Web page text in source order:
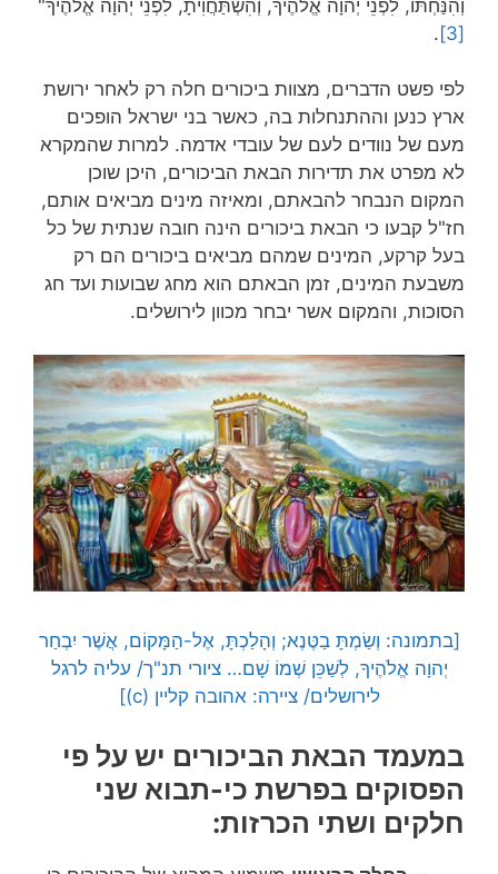
וְהִנַּחְתּוֹ, לִפְנֵי יְהוָה אֱלֹהֶיךָ, וְהִשְׁתַּחֲוִיתָ, לִפְנֵי יְהוָה אֱלֹהֶיךָ"
[3]
.
לפי פשט הדברים, מצוות ביכורים חלה רק לאחר ירושת
ארץ כנען וההתנחלות בה, כאשר בני ישראל הופכים
מעם של נוודים לעם של עובדי אדמה. למרות שהמקרא
לא מפרט את תדירות הבאת הביכורים, היכן שוכן
המקום הנבחר להבאתם, ומאיזה מינים מביאים אותם,
חז"ל קבעו כי הבאת ביכורים הינה חובה שנתית של כל
בעל קרקע, המינים שמהם מביאים ביכורים הם רק
משבעת המינים, זמן הבאתם הוא מחג שבועות ועד חג
הסוכות, והמקום אשר יבחר מכוון לירושלים.
[בתמונה: וְשַׂמְתָּ בַטֶּנֶא; וְהָלַכְתָּ, אֶל-הַמָּקוֹם, אֲשֶׁר יִבְחַר
יְהוָה אֱלֹהֶיךָ, לְשַׁכֵּן שְׁמוֹ שָׁם… ציורי תנ"ך/ עליה לרגל
לירושלים/ ציירה: אהובה קליין (c)]
במעמד הבאת הביכורים יש על פי
הפסוקים בפרשת כי-תבוא שני
חלקים ושתי הכרזות: